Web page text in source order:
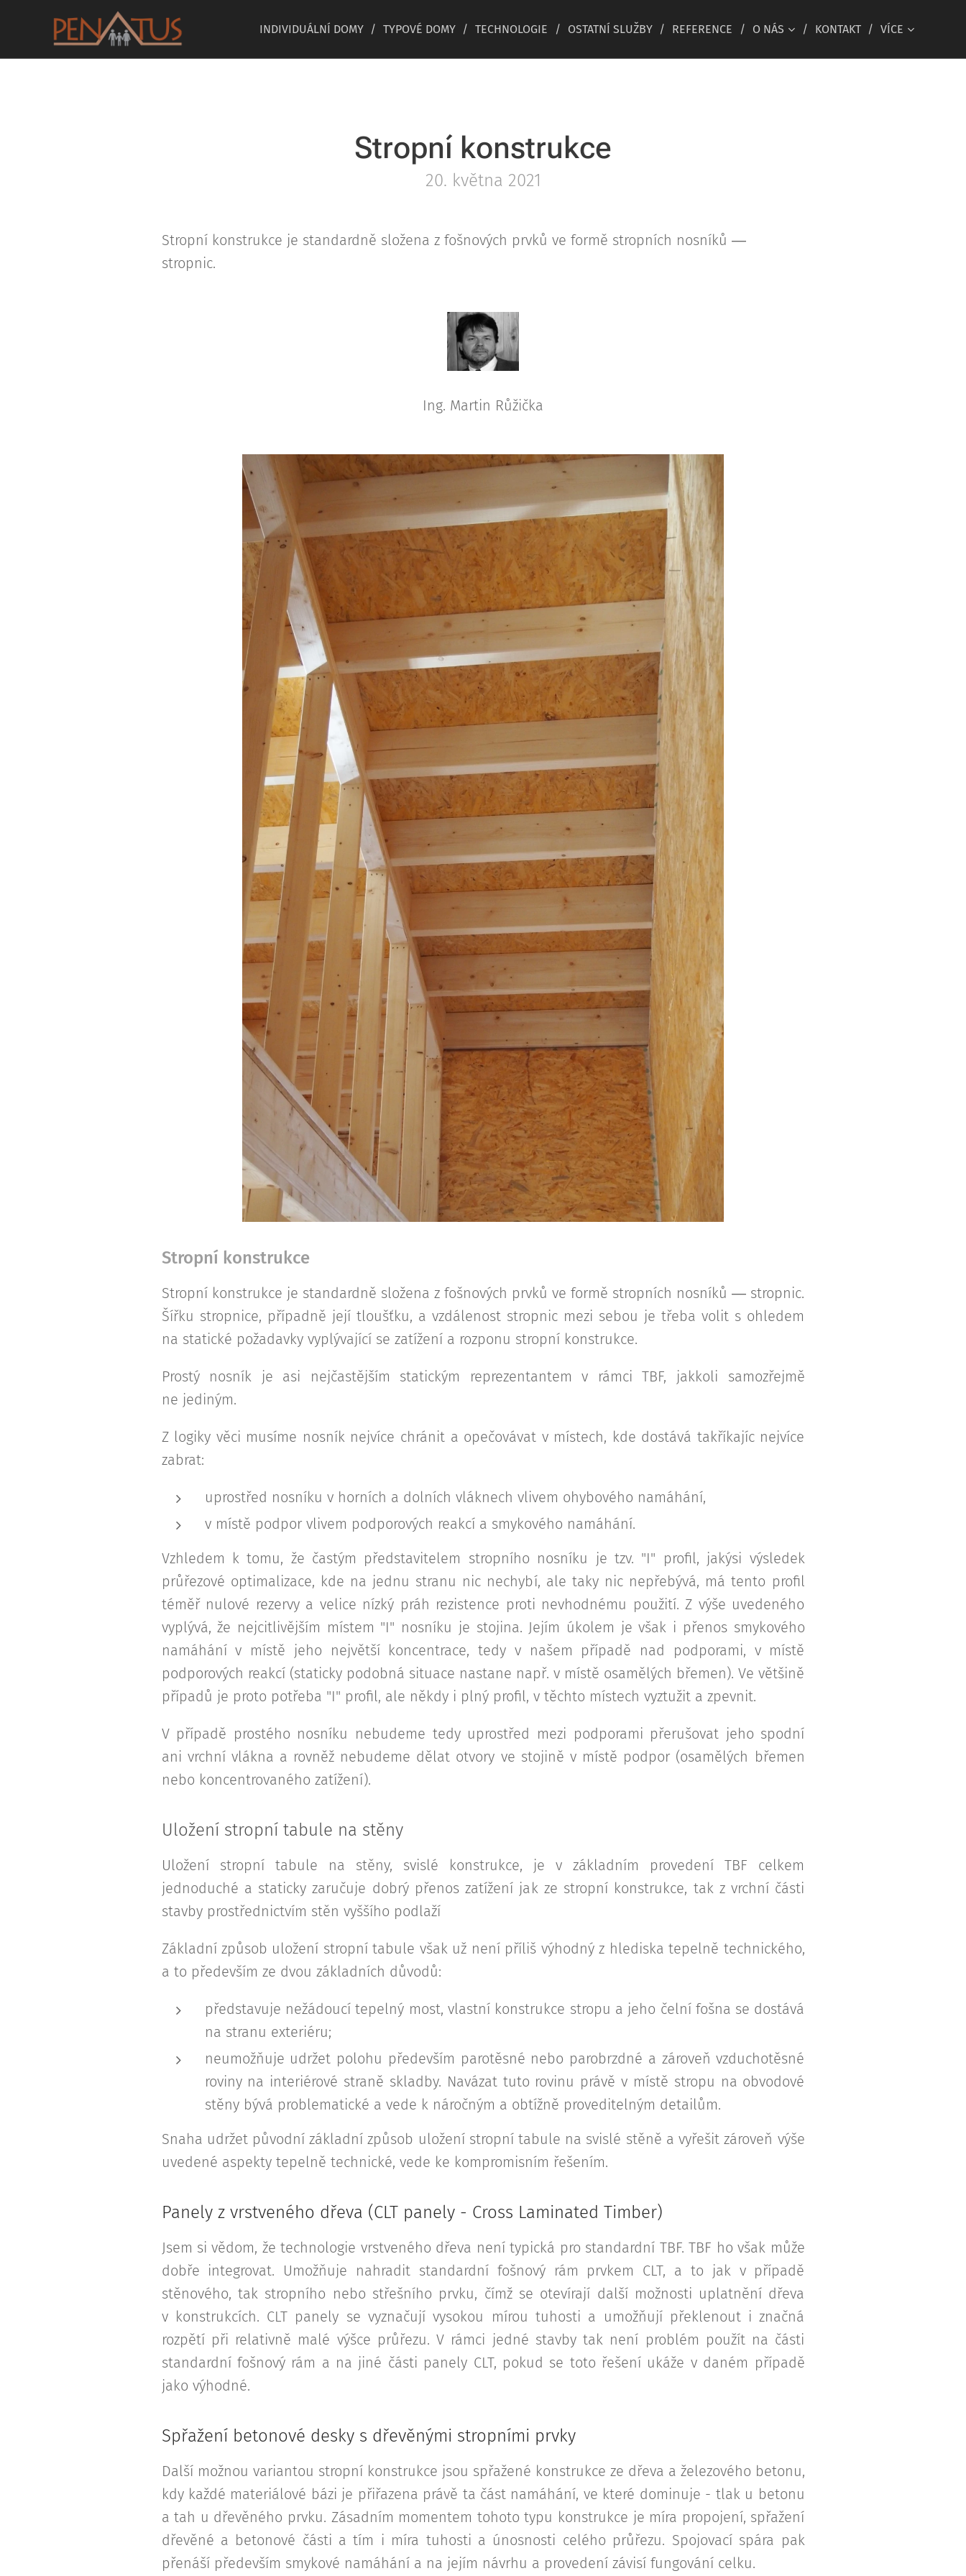
INDIVIDUÁLNÍ DOMY TYPOVÉ DOMY TECHNOLOGIE OSTATNÍ SLUŽBY REFERENCE O NÁS KONTAKT VÍCE
Stropní konstrukce
20. května 2021
Stropní konstrukce je standardně složena z fošnových prvků ve formě stropních nosníků ―
stropnic.
Ing. Martin Růžička
Stropní konstrukce
Stropní konstrukce je standardně složena z fošnových prvků ve formě stropních nosníků ― stropnic.
Šířku stropnice, případně její tloušťku, a vzdálenost stropnic mezi sebou je třeba volit s ohledem
na statické požadavky vyplývající se zatížení a rozponu stropní konstrukce.
Prostý nosník je asi nejčastějším statickým reprezentantem v rámci TBF, jakkoli samozřejmě
ne jediným.
Z logiky věci musíme nosník nejvíce chránit a opečovávat v místech, kde dostává takříkajíc nejvíce
zabrat:
uprostřed nosníku v horních a dolních vláknech vlivem ohybového namáhání,
v místě podpor vlivem podporových reakcí a smykového namáhání.
Vzhledem k tomu, že častým představitelem stropního nosníku je tzv. "I" profil, jakýsi výsledek
průřezové optimalizace, kde na jednu stranu nic nechybí, ale taky nic nepřebývá, má tento profil
téměř nulové rezervy a velice nízký práh rezistence proti nevhodnému použití. Z výše uvedeného
vyplývá, že nejcitlivějším místem "I" nosníku je stojina. Jejím úkolem je však i přenos smykového
namáhání v místě jeho největší koncentrace, tedy v našem případě nad podporami, v místě
podporových reakcí (staticky podobná situace nastane např. v místě osamělých břemen). Ve většině
případů je proto potřeba "I" profil, ale někdy i plný profil, v těchto místech vyztužit a zpevnit.
V případě prostého nosníku nebudeme tedy uprostřed mezi podporami přerušovat jeho spodní
ani vrchní vlákna a rovněž nebudeme dělat otvory ve stojině v místě podpor (osamělých břemen
nebo koncentrovaného zatížení).
Uložení stropní tabule na stěny
Uložení stropní tabule na stěny, svislé konstrukce, je v základním provedení TBF celkem
jednoduché a staticky zaručuje dobrý přenos zatížení jak ze stropní konstrukce, tak z vrchní části
stavby prostřednictvím stěn vyššího podlaží
Základní způsob uložení stropní tabule však už není příliš výhodný z hlediska tepelně technického,
a to především ze dvou základních důvodů:
představuje nežádoucí tepelný most, vlastní konstrukce stropu a jeho čelní fošna se dostává
na stranu exteriéru;
neumožňuje udržet polohu především parotěsné nebo parobrzdné a zároveň vzduchotěsné
roviny na interiérové straně skladby. Navázat tuto rovinu právě v místě stropu na obvodové
stěny bývá problematické a vede k náročným a obtížně proveditelným detailům.
Snaha udržet původní základní způsob uložení stropní tabule na svislé stěně a vyřešit zároveň výše
uvedené aspekty tepelně technické, vede ke kompromisním řešením.
Panely z vrstveného dřeva (CLT panely - Cross Laminated Timber)
Jsem si vědom, že technologie vrstveného dřeva není typická pro standardní TBF. TBF ho však může
dobře integrovat. Umožňuje nahradit standardní fošnový rám prvkem CLT, a to jak v případě
stěnového, tak stropního nebo střešního prvku, čímž se otevírají další možnosti uplatnění dřeva
v konstrukcích. CLT panely se vyznačují vysokou mírou tuhosti a umožňují překlenout i značná
rozpětí při relativně malé výšce průřezu. V rámci jedné stavby tak není problém použít na části
standardní fošnový rám a na jiné části panely CLT, pokud se toto řešení ukáže v daném případě
jako výhodné.
Spřažení betonové desky s dřevěnými stropními prvky
Další možnou variantou stropní konstrukce jsou spřažené konstrukce ze dřeva a železového betonu,
kdy každé materiálové bázi je přiřazena právě ta část namáhání, ve které dominuje - tlak u betonu
a tah u dřevěného prvku. Zásadním momentem tohoto typu konstrukce je míra propojení, spřažení
dřevěné a betonové části a tím i míra tuhosti a únosnosti celého průřezu. Spojovací spára pak
přenáší především smykové namáhání a na jejím návrhu a provedení závisí fungování celku.